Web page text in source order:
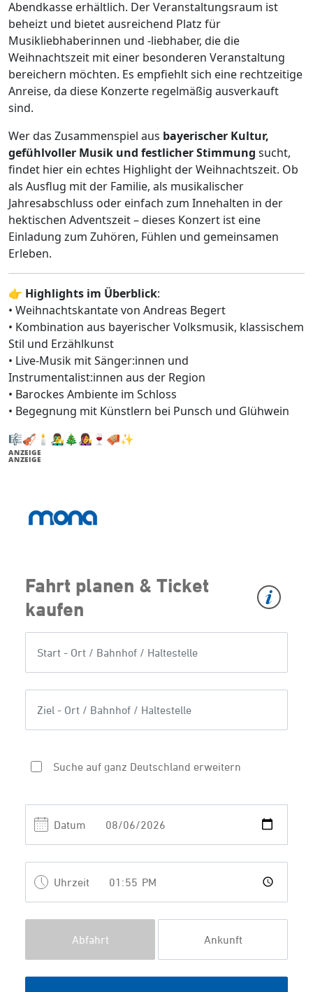
Abendkasse erhältlich. Der Veranstaltungsraum ist
beheizt und bietet ausreichend Platz für
Musikliebhaberinnen und -liebhaber, die die
Weihnachtszeit mit einer besonderen Veranstaltung
bereichern möchten. Es empfiehlt sich eine rechtzeitige
Anreise, da diese Konzerte regelmäßig ausverkauft
sind.
Wer das Zusammenspiel aus bayerischer Kultur,
gefühlvoller Musik und festlicher Stimmung sucht,
findet hier ein echtes Highlight der Weihnachtszeit. Ob
als Ausflug mit der Familie, als musikalischer
Jahresabschluss oder einfach zum Innehalten in der
hektischen Adventszeit – dieses Konzert ist eine
Einladung zum Zuhören, Fühlen und gemeinsamen
Erleben.
👉 Highlights im Überblick:
• Weihnachtskantate von Andreas Begert
• Kombination aus bayerischer Volksmusik, klassischem
Stil und Erzählkunst
• Live-Musik mit Sänger:innen und
Instrumentalist:innen aus der Region
• Barockes Ambiente im Schloss
• Begegnung mit Künstlern bei Punsch und Glühwein
🎼🎻🕯️👨‍🎤🎄👩‍🎤🍷🪗✨
ANZEIGE
ANZEIGE